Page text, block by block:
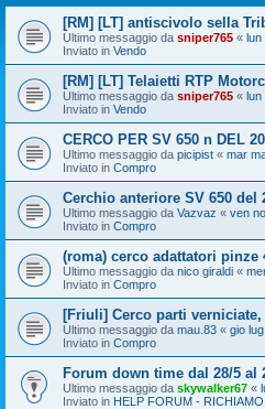
[RM] [LT] antiscivolo sella
Ultimo messaggio da sniper765 « lun
Inviato in Vendo
[RM] [LT] Telaietti RTP
Ultimo messaggio da sniper765 « lun
Inviato in Vendo
CERCO PER SV 650 n DEL
Ultimo messaggio da picipist « mar
Inviato in Compro
Cerchio anteriore SV 650 del
Ultimo messaggio da Vazvaz « ven
Inviato in Compro
(roma) cerco adattatori pinze
Ultimo messaggio da nico giraldi «
Inviato in Compro
[Friuli] Cerco parti
Ultimo messaggio da mau.83 « gio
Inviato in Compro
Forum down time dal 28/5 al
Ultimo messaggio da skywalker67 «
Inviato in HELP FORUM -